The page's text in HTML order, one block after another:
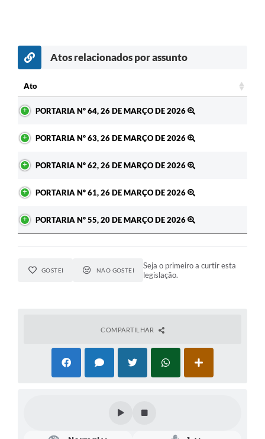
Atos relacionados por assunto
Ato
PORTARIA Nº 64, 26 DE MARÇO DE 2026
PORTARIA Nº 63, 26 DE MARÇO DE 2026
PORTARIA Nº 62, 26 DE MARÇO DE 2026
PORTARIA Nº 61, 26 DE MARÇO DE 2026
PORTARIA Nº 55, 20 DE MARÇO DE 2026
GOSTEI NÃO GOSTEI
Seja o primeiro a curtir esta
legislação.
COMPARTILHAR